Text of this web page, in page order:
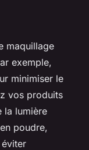
maquillage
exemple,
minimiser le
vos produits
la lumière
poudre,